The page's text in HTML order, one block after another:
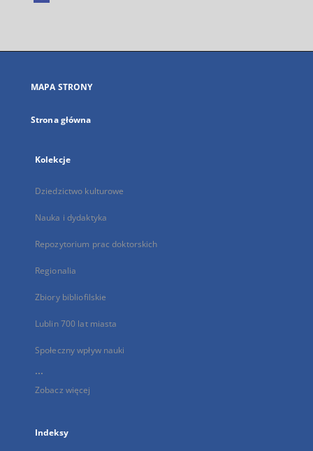
się
karcie
MAPA STRONY
Strona główna
Kolekcje
Dziedzictwo kulturowe
Nauka i dydaktyka
Repozytorium prac doktorskich
Regionalia
Zbiory bibliofilskie
Lublin 700 lat miasta
Społeczny wpływ nauki
...
Zobacz więcej
Indeksy